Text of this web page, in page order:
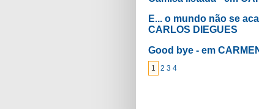
E... o mundo não se
CARLOS DIEGUES
Good bye - em
1 2 3 4